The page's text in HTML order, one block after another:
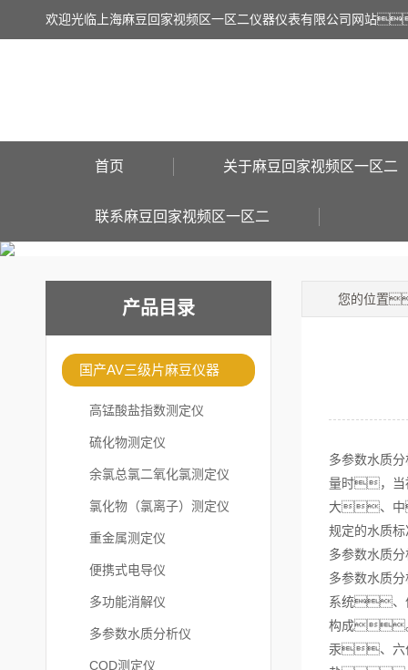
欢迎光临上海麻豆回家视频区一区二仪器仪表有限公司网站
首页 关于麻豆回家视频区一区二
联系麻豆回家视频区一区二
产品目录
国产AV三级片麻豆仪器
高锰酸盐指数测定仪
硫化物测定仪
余氯总氯二氧化氯测定仪
氯化物（氯离子）测定仪
重金属测定仪
便携式电导仪
多功能消解仪
多参数水质分析仪
COD测定仪
您的位置
多参数水质
量时，当
大、中
规定的水质
多参数水质
多参数水质
系统、
构成
汞、